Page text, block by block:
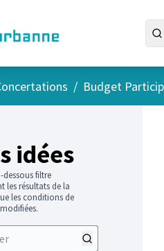
principal / Budget
idées
filtre
les résultats de la
les conditions de